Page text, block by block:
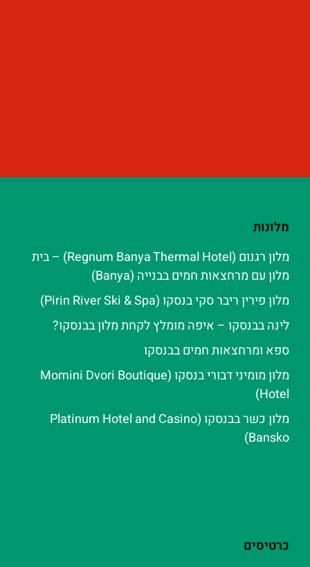
מלונות
מלון רגנום (Regnum Banya Thermal Hotel) – בית
מלון עם מרחצאות חמים בבנייה (Banya)
מלון פירין ריבר סקי בנסקו (Pirin River Ski & Spa‬)
לינה בבנסקו – איפה מומלץ לקחת מלון בבנסקו?
ספא ומרחצאות חמים בבנסקו
מלון מומיני דבורי בנסקו (Momini Dvori Boutique
Hotel)
מלון כשר בבנסקו (Platinum Hotel and Casino
Bansko)
כרטיסים